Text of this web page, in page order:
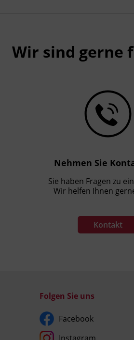
Wir sind gerne
Nehmen Sie
Sie haben Fragen zu
Wir helfen Ihnen
Kontakt
Folgen Sie uns
Facebook